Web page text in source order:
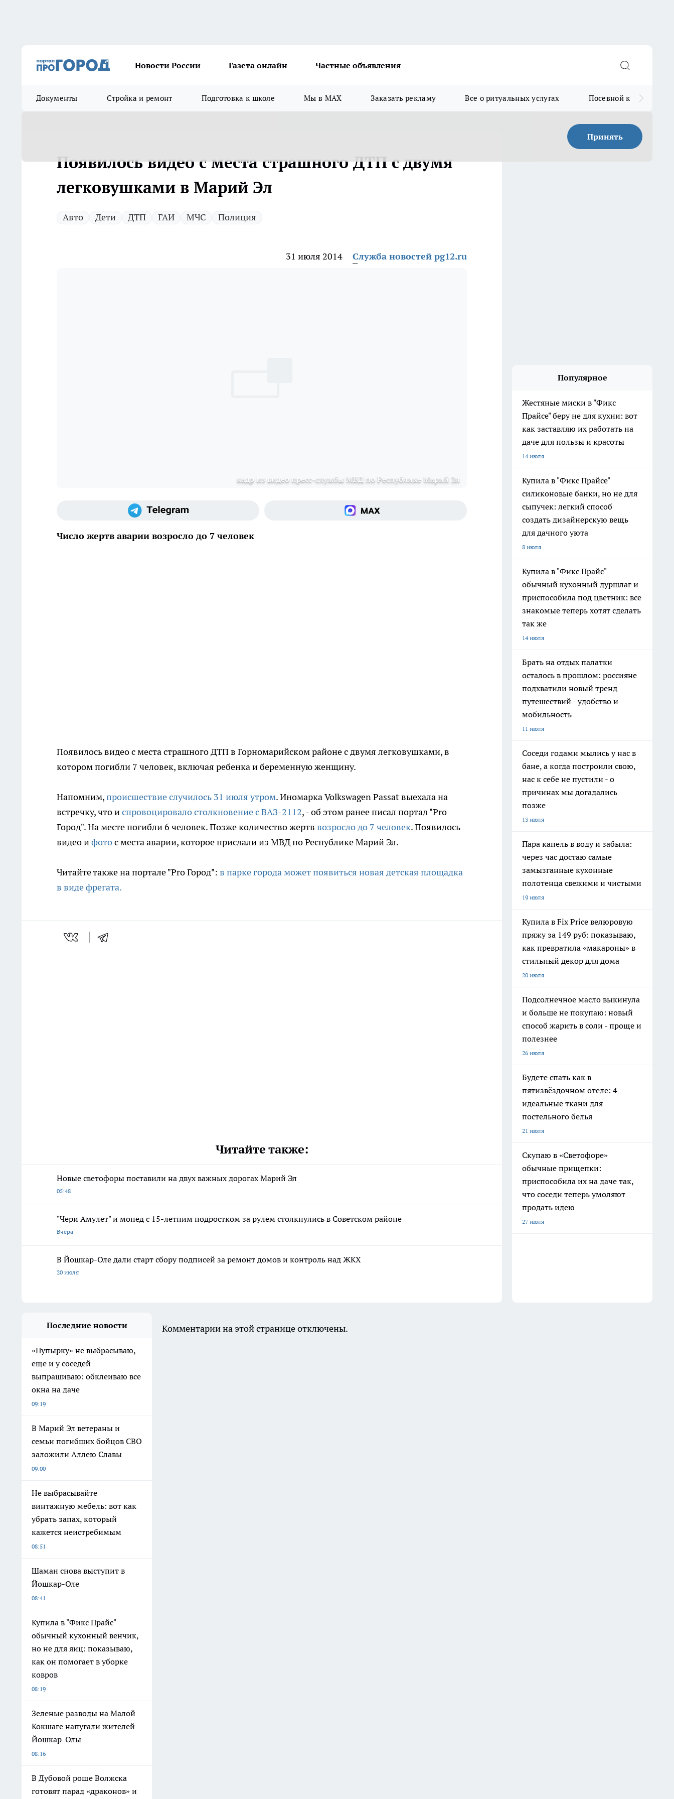
Новости России Газета онлайн Частные объявления
Документы Стройка и ремонт Подготовка к школе Мы в MAX Заказать рекламу Все о ритуальных услугах Посевной календарь
Принять
Появилось видео с места страшного ДТП с двумя
легковушками в Марий Эл
Авто Дети ДТП ГАИ МЧС Полиция
31 июля 2014 Служба новостей pg12.ru
кадр из видео пресс-службы МВД по Республике Марий Эл
Число жертв аварии возросло до 7 человек
Появилось видео с места страшного ДТП в Горномарийском районе с двумя легковушками, в
котором погибли 7 человек, включая ребенка и беременную женщину.
Напомним,происшествие случилось 31 июля утром. Иномарка Volkswagen Passat выехала на
встречку, что испровоцировало столкновение с ВАЗ-2112, - об этом ранее писал портал "Pro
Город". На месте погибли 6 человек. Позже количество жертв возросло до 7 человек. Появилось
видео ифотос места аварии, которое прислали из МВД по Республике Марий Эл.
Читайте также на портале "Pro Город": в парке города может появиться новая детская площадка
в виде фрегата.
Читайте также:
Новые светофоры поставили на двух важных дорогах Марий Эл
05:48
"Чери Амулет" и мопед с 15-летним подростком за рулем столкнулись в Советском районе
Вчера
В Йошкар-Оле дали старт сбору подписей за ремонт домов и контроль над ЖКХ
20 июля
Популярное
Жестяные миски в "Фикс
Прайсе" беру не для кухни: вот
как заставляю их работать на
даче для пользы и красоты
14 июля
Купила в "Фикс Прайсе"
силиконовые банки, но не для
сыпучек: легкий способ
создать дизайнерскую вещь
для дачного уюта
8 июля
Купила в "Фикс Прайс"
обычный кухонный дуршлаг и
приспособила под цветник: все
знакомые теперь хотят сделать
так же
14 июля
Брать на отдых палатки
осталось в прошлом: россияне
подхватили новый тренд
путешествий - удобство и
мобильность
11 июля
Соседи годами мылись у нас в
бане, а когда построили свою,
нас к себе не пустили - о
причинах мы догадались
позже
13 июля
Пара капель в воду и забыла:
через час достаю самые
замызганные кухонные
полотенца свежими и чистыми
19 июля
Купила в Fix Price велюровую
пряжу за 149 руб: показываю,
как превратила «макароны» в
стильный декор для дома
20 июля
Подсолнечное масло выкинула
и больше не покупаю: новый
способ жарить в соли - проще и
полезнее
26 июля
Будете спать как в
пятизвёздочном отеле: 4
идеальные ткани для
постельного белья
21 июля
Скупаю в «Светофоре»
обычные прищепки:
приспособила их на даче так,
что соседи теперь умоляют
продать идею
27 июля
Последние новости
«Пупырку» не выбрасываю,
еще и у соседей
выпрашиваю: обклеиваю все
окна на даче
09:19
В Марий Эл ветераны и
семьи погибших бойцов СВО
заложили Аллею Славы
09:00
Не выбрасывайте
винтажную мебель: вот как
убрать запах, который
кажется неистребимым
08:51
Шаман снова выступит в
Йошкар-Оле
08:41
Купила в "Фикс Прайс"
обычный кухонный венчик,
но не для яиц: показываю,
как он помогает в уборке
ковров
08:19
Зеленые разводы на Малой
Кокшаге напугали жителей
Йошкар-Олы
08:16
В Дубовой роще Волжска
готовят парад «драконов» и
Комментарии на этой странице отключены.